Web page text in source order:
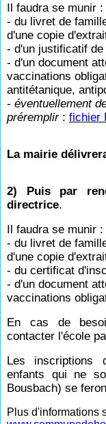
Il faudra se munir :
- du livret de
d'une copie
- d'un justificatif de
- d'un document
vaccinations
antitétanique,
-éventuellement
préremplir:fichier
La mairie
2) Puis par
directrice.
Il faudra se munir :
- du livret de
d'une copie
- du certificat
- d'un document
vaccinations
En cas de
contacter l'école
Les inscriptions
enfants qui ne
Bousbach) se
Plus d'informations